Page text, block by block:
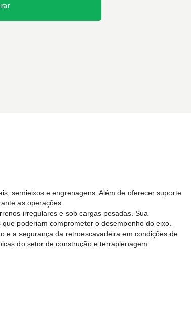
semieixos e engrenagens. Além de oferecer suporte
as operações.
irregulares e sob cargas pesadas. Sua
poderiam comprometer o desempenho do eixo.
e a segurança da retroescavadeira em condições de
do setor de construção e terraplenagem.